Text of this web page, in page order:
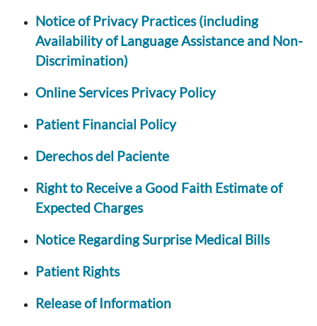
Notice of Privacy Practices (including
Availability of Language Assistance and Non-
Discrimination)
Online Services Privacy Policy
Patient Financial Policy
Derechos del Paciente
Right to Receive a Good Faith Estimate of
Expected Charges
Notice Regarding Surprise Medical Bills
Patient Rights
Release of Information